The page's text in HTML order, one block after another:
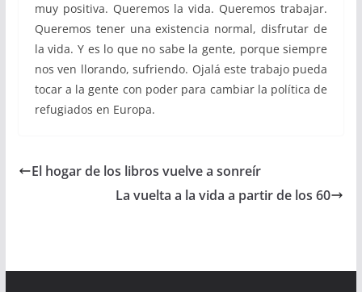
muy positiva. Queremos la vida. Queremos trabajar.
Queremos tener una existencia normal, disfrutar de
la vida. Y es lo que no sabe la gente, porque siempre
nos ven llorando, sufriendo. Ojalá este trabajo pueda
tocar a la gente con poder para cambiar la política de
refugiados en Europa.
El hogar de los libros vuelve a sonreír
La vuelta a la vida a partir de los 60